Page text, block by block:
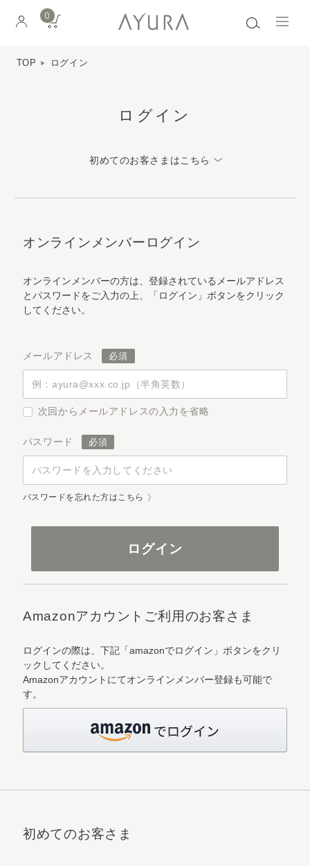
0
TOP ログイン
ログイン
初めてのお客さまはこちら
オンラインメンバーログイン
オンラインメンバーの方は、登録されているメールアドレス
とパスワードをご入力の上、「ログイン」ボタンをクリック
してください。
メールアドレス
次回からメールアドレスの入力を省略
パスワード
パスワードを忘れた方はこちら
Amazonアカウントご利用のお客さま
ログインの際は、下記「amazonでログイン」ボタンをクリ
ックしてください。
Amazonアカウントにてオンラインメンバー登録も可能で
す。
初めてのお客さま